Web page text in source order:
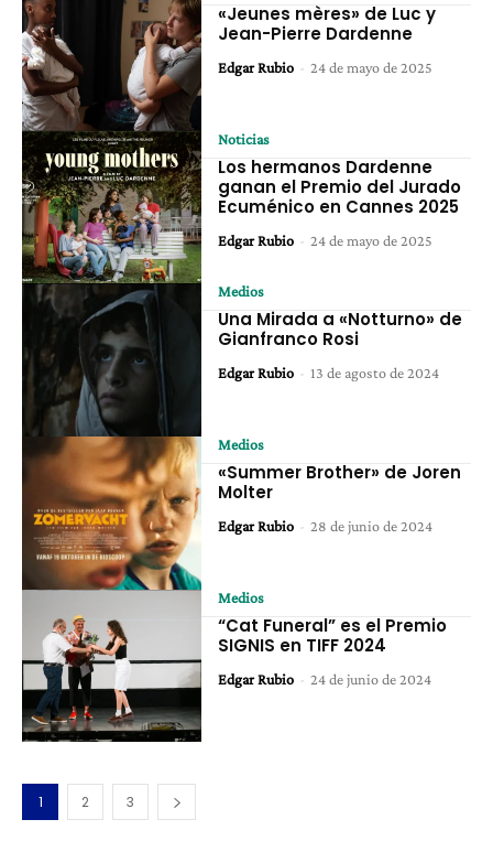
«Jeunes mères» de Luc y
Jean-Pierre Dardenne
Edgar Rubio - 24 de mayo de 2025
Noticias
Los hermanos Dardenne
ganan el Premio del Jurado
Ecuménico en Cannes 2025
Edgar Rubio - 24 de mayo de 2025
Medios
Una Mirada a «Notturno» de
Gianfranco Rosi
Edgar Rubio - 13 de agosto de 2024
Medios
«Summer Brother» de Joren
Molter
Edgar Rubio - 28 de junio de 2024
Medios
“Cat Funeral” es el Premio
SIGNIS en TIFF 2024
Edgar Rubio - 24 de junio de 2024
1 2 3